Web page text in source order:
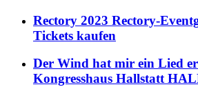
Rectory 2023 Rectory-
Tickets kaufen
Der Wind hat mir ein Lied
Kongresshaus Hallstatt